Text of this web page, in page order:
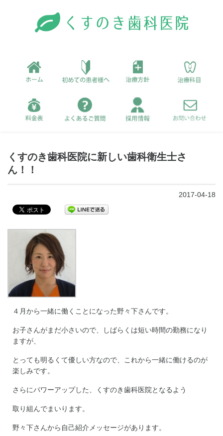
くすのき歯科医院に新しい歯科衛生士さ
ん！！
2017-04-18
４月から一緒に働くことになった野々下さんです。
お子さんがまだ小さいので、しばらくは短い時間の勤務になり
ますが、
とっても明るくて優しい方なので、これから一緒に働けるのが
楽しみです。
さらにパワーアップした、くすのき歯科医院となるよう
取り組んでまいります。
野々下さんから自己紹介メッセージがあります。